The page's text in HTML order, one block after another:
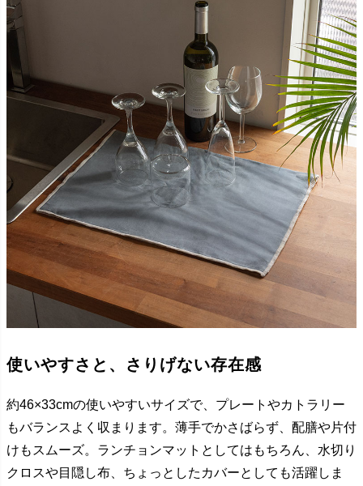
使いやすさと、さりげない存在感
約46×33cmの使いやすいサイズで、プレートやカトラリー
もバランスよく収まります。薄手でかさばらず、配膳や片付
けもスムーズ。ランチョンマットとしてはもちろん、水切り
クロスや目隠し布、ちょっとしたカバーとしても活躍しま